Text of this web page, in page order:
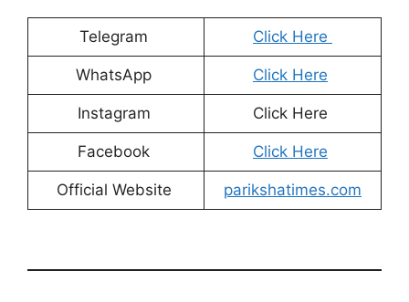
Telegram Click Here
WhatsApp Click Here
Instagram Click Here
Facebook Click Here
Official Website parikshatimes.com